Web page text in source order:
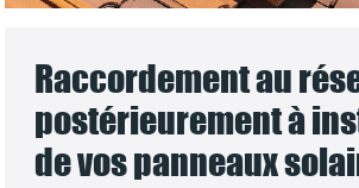
Raccordement au
postérieurement à
de vos panneaux